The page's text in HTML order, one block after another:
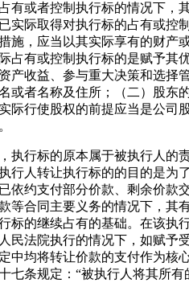
有或者控制执行标的情况下
实际取得对执行标的占有或
施，应当以其实际享有的财
占有或控制执行标的是赋予
产收益、参与重大决策和选
者名称及住所；（二）股东
行使股权的前提应当是公
执行标的原本属于被执行人
行人转让执行标的的目的是
依约支付部分价款、剩余价
等合同主要义务的情况下，
标的继续占有的基础。在该
民法院执行的情况下，如赋
中均将转让价款的支付作为
条规定：“被执行人将其所